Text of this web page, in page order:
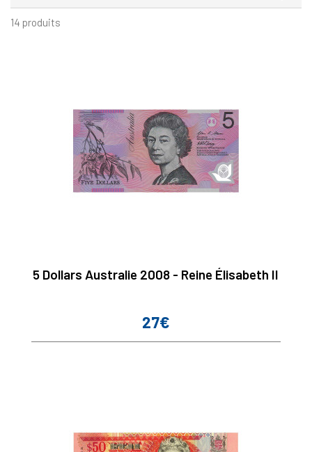
14 produits
5 Dollars Australie 2008 - Reine Élisabeth II
Prix
27€